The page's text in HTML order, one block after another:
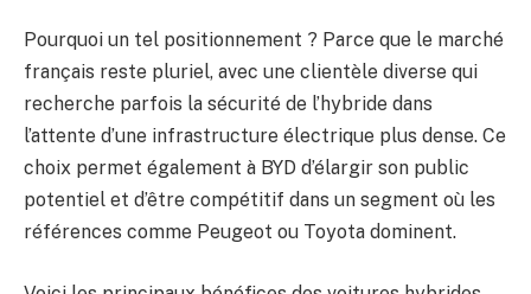
Pourquoi un tel positionnement ? Parce que le marché
français reste pluriel, avec une clientèle diverse qui
recherche parfois la sécurité de l’hybride dans
l’attente d’une infrastructure électrique plus dense. Ce
choix permet également à BYD d’élargir son public
potentiel et d’être compétitif dans un segment où les
références comme Peugeot ou Toyota dominent.